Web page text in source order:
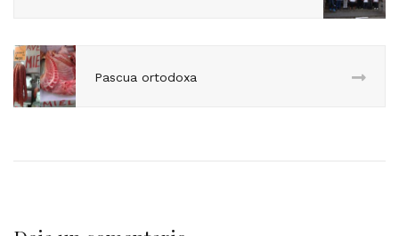
Pascua ortodoxa